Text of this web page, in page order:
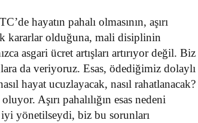
hayatın pahalı olmasının, aşırı
kararlar olduğuna, mali disiplinin
asgari ücret artışları artırıyor değil. Biz
da veriyoruz. Esas, ödediğimiz dolaylı
hayat ucuzlayacak, nasıl rahatlanacak?
Aşırı pahalılığın esas nedeni
yönetilseydi, biz bu sorunları